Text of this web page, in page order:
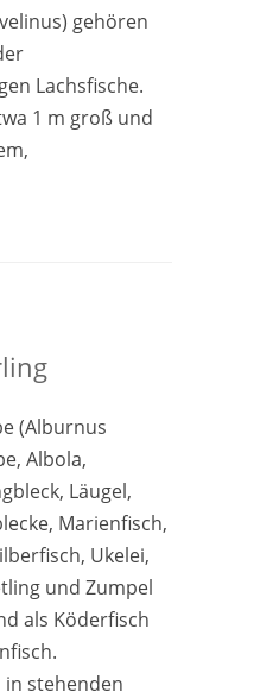
gehören
Lachsfische.
1 m groß und
(Alburnus
Albola,
Läugel,
Marienfisch,
Ukelei,
und Zumpel
als Köderfisch
stehenden